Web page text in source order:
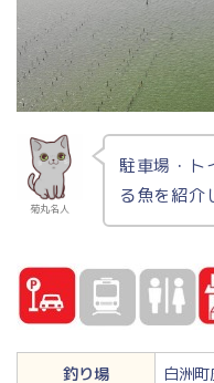
菊丸名人
駐車場・ト
る魚を紹介
釣り場
白洲